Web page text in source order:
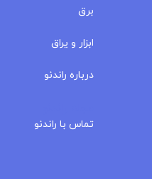
برق
ابزار و یراق
درباره‌ راندنو
تماس با راندنو